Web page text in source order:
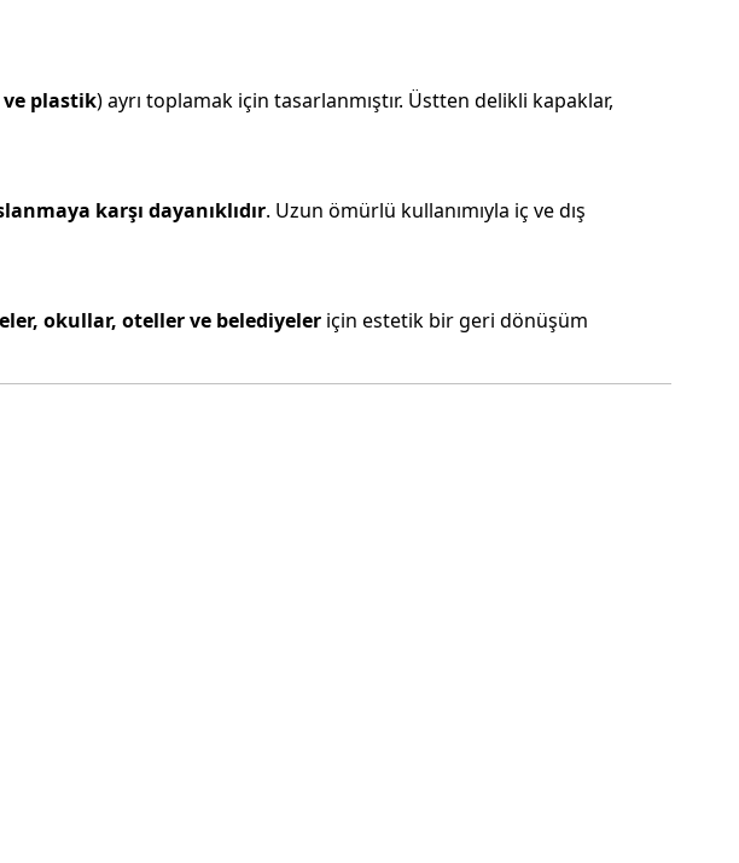
ve plastik) ayrı toplamak için tasarlanmıştır. Üstten delikli kapaklar,
karşı dayanıklıdır. Uzun ömürlü kullanımıyla iç ve dış
okullar, oteller ve belediyeler için estetik bir geri dönüşüm